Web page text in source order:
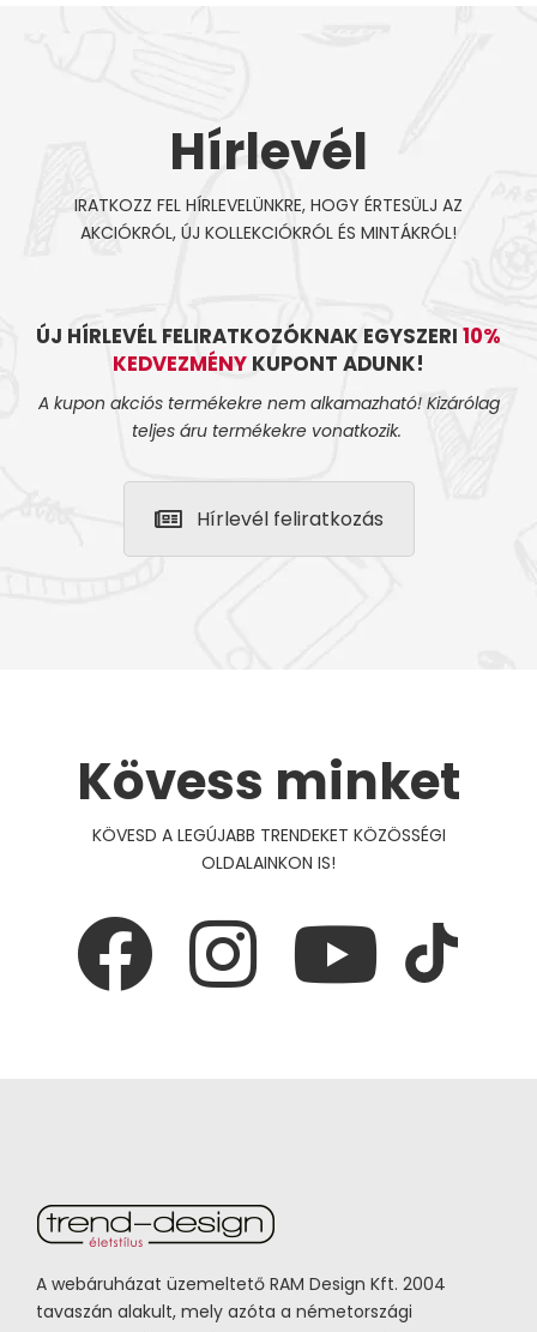
Hírlevél
IRATKOZZ FEL HÍRLEVELÜNKRE, HOGY ÉRTESÜLJ AZ
AKCIÓKRÓL, ÚJ KOLLEKCIÓKRÓL ÉS MINTÁKRÓL!
ÚJ HÍRLEVÉL FELIRATKOZÓKNAK EGYSZERI 10%
KEDVEZMÉNY KUPONT ADUNK!
A kupon akciós termékekre nem alkamazható! Kizárólag
teljes áru termékekre vonatkozik.
Hírlevél feliratkozás
Kövess minket
KÖVESD A LEGÚJABB TRENDEKET KÖZÖSSÉGI
OLDALAINKON IS!
A webáruházat üzemeltető RAM Design Kft. 2004
tavaszán alakult, mely azóta a németországi